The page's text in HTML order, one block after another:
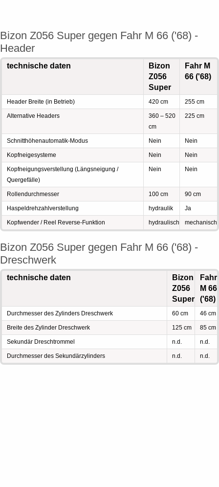
Bizon Z056 Super gegen Fahr M 66 ('68) -
Header
technische daten
Bizon
Z056
Super
Fahr M
66 ('68)
Header Breite (in Betrieb) 420 cm 255 cm
Alternative Headers
360 – 520
cm
225 cm
Schnitthöhenautomatik-Modus Nein Nein
Kopfneigesysteme Nein Nein
Kopfneigungsverstellung (Längsneigung /
Quergefälle)
Nein Nein
Rollendurchmesser 100 cm 90 cm
Haspeldrehzahlverstellung hydraulik Ja
Kopfwender / Reel Reverse-Funktion hydraulisch mechanisch
Bizon Z056 Super gegen Fahr M 66 ('68) -
Dreschwerk
technische daten
Bizon
Z056
Super
Fahr
M 66
('68)
Durchmesser des Zylinders Dreschwerk 60 cm 46 cm
Breite des Zylinder Dreschwerk 125 cm 85 cm
Sekundär Dreschtrommel n.d. n.d.
Durchmesser des Sekundärzylinders n.d. n.d.